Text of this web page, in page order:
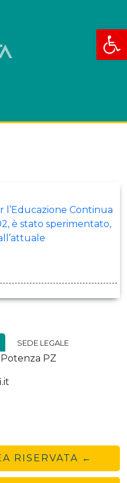
Apri
l’Educazione Continua
è stato sperimentato,
SEDE LEGALE
Potenza PZ
RISERVATA ←